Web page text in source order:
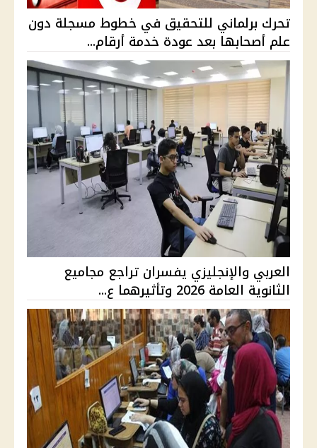
تحرك برلماني للتحقيق في خطوط مسجلة دون
علم أصحابها بعد عودة خدمة أرقام...
العربي والإنجليزي يفسران تراجع مجاميع
الثانوية العامة 2026 وتأثيرهما ع...